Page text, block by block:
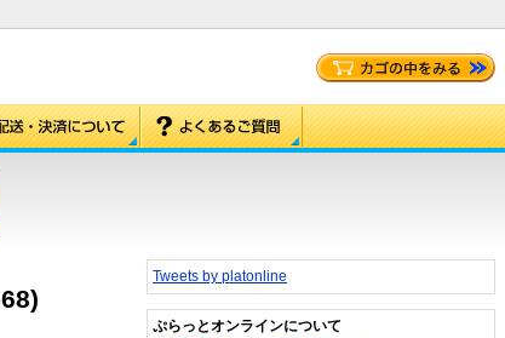
Tweets by platonline
ぷらっとオンラインについて